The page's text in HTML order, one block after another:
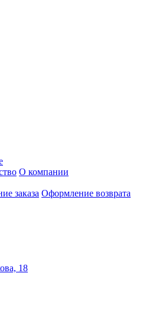
О компании
заказа Оформление возврата
18